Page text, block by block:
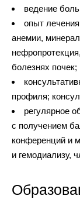
ведение
опыт
анемии,
болезнях почек;
профиля;
регулярное
с получением
конференций и
и гемодиализу,